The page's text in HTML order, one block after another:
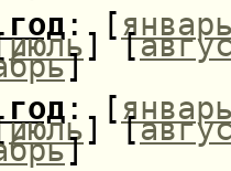
: [
июль] [
]
: [
июль] [
]